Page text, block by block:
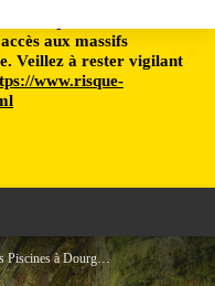
aux massifs
Veillez à rester vigilant
www.risque-
Les Piscines à Dourgne Tarn - Les Piscines à Dourgne Tarn